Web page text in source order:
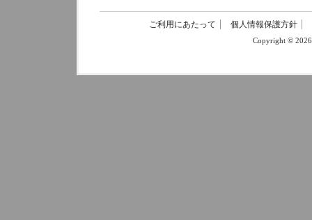
ご利用にあたって 個人情報保護方針
Copyright ©